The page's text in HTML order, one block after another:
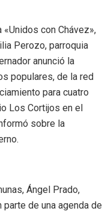
con Chávez»,
Perozo, parroquia
anunció la
populares, de la red
para cuatro
Los Cortijos en el
sobre la
Ángel Prado,
de una agenda de